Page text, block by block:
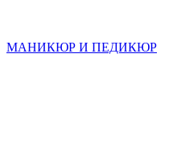
МАНИКЮР И ПЕДИКЮР